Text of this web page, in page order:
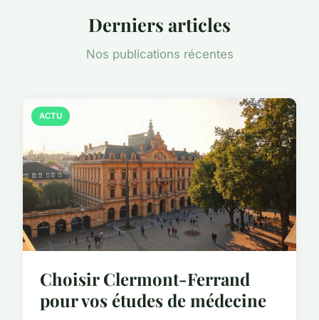
Derniers articles
Nos publications récentes
ACTU
Choisir Clermont-Ferrand
pour vos études de médecine